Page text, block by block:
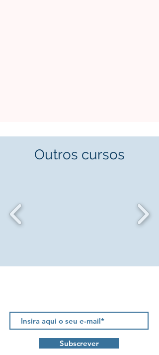
Outros cursos
Subscrever